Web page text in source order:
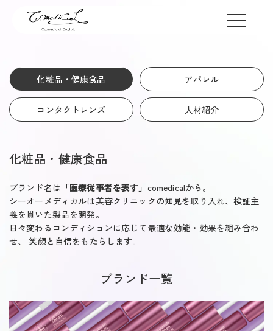
化粧品・健康食品 アパレル
コンタクトレンズ 人材紹介
化粧品・健康食品
ブランド名は 「医療従事者を表す」 comedicalから。
シーオーメディカルは美容クリニックの知見を取り入れ、検証主
義を貫いた製品を開発。
日々変わるコンディションに応じて最適な効能・効果を組み合わ
せ、
笑顔と自信をもたらします。
ブランド一覧